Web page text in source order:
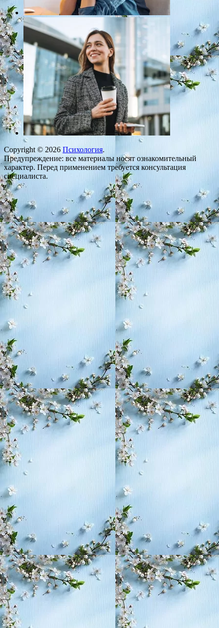
Copyright © 2026 Психология.
Предупреждение: все материалы носят ознакомительный
характер. Перед применением требуется консультация
специалиста.